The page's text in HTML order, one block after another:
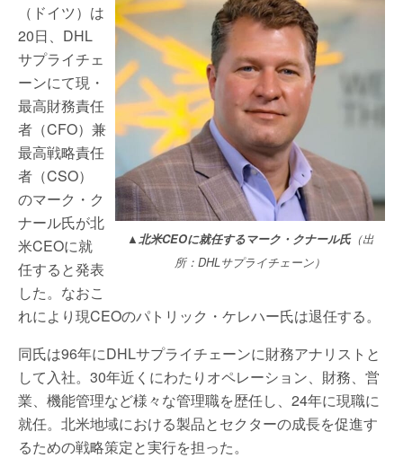
▲北​​米CEOに就任するマーク・クナール氏（出
所：DHLサプライチェーン）
（ドイツ）は
20日、DHL
サプライチェ
ーンにて現・
最高財務責任
者（CFO）兼
最高戦略責任
者（CSO）
のマーク・ク
ナール氏が北​​
米CEOに就
任すると発表
した。なおこ
れにより現CEOのパトリック・ケレハー氏は退任する。
同氏は96年にDHLサプライチェーンに財務アナリストと
して入社。30年近くにわたりオペレーション、財務、営
業、機能管理など様々な管理職を歴任し、24年に現職に
就任。北米地域における製品とセクターの成長を促進す
るための戦略策定と実行を担った。